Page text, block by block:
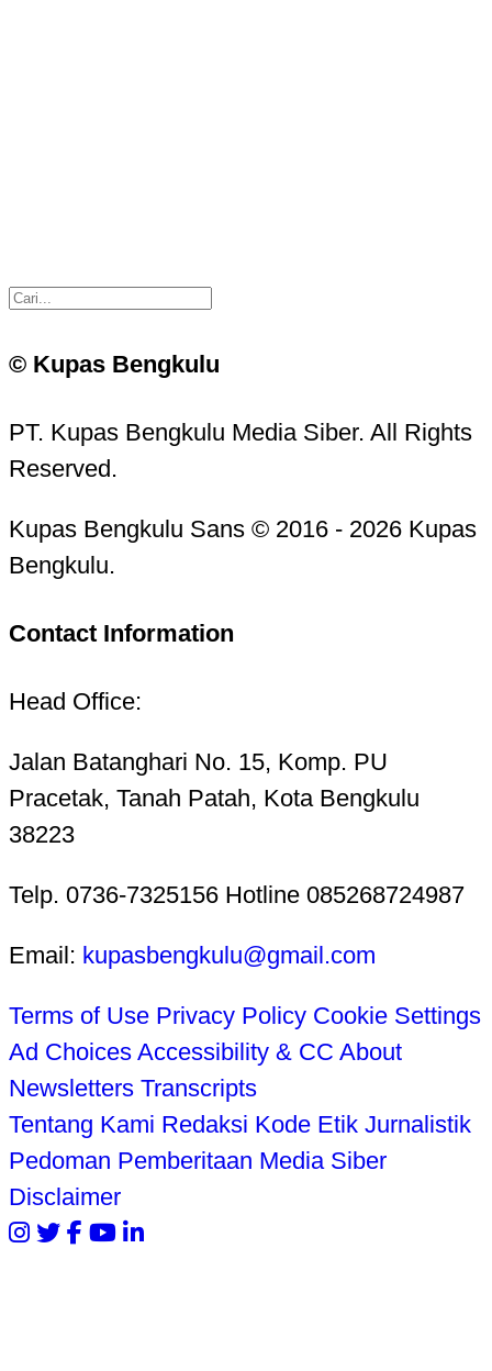
© Kupas Bengkulu
PT. Kupas Bengkulu Media Siber. All Rights
Reserved.
Kupas Bengkulu Sans © 2016 - 2026 Kupas
Bengkulu.
Contact Information
Head Office:
Jalan Batanghari No. 15, Komp. PU
Pracetak, Tanah Patah, Kota Bengkulu
38223
Telp. 0736-7325156 Hotline 085268724987
Email: kupasbengkulu@gmail.com
Terms of Use Privacy Policy Cookie Settings
Ad Choices Accessibility & CC About
Newsletters Transcripts
Tentang Kami Redaksi Kode Etik Jurnalistik
Pedoman Pemberitaan Media Siber
Disclaimer